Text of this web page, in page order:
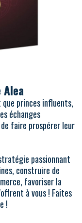
Alea
que princes influents,
échanges
faire prospérer leur
passionnant
construire de
favoriser la
à vous ! Faites
!